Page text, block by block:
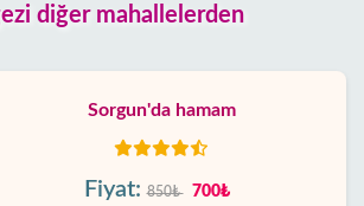
diğer mahallelerden
Sorgun'da hamam
Fiyat: 850₺ 700₺